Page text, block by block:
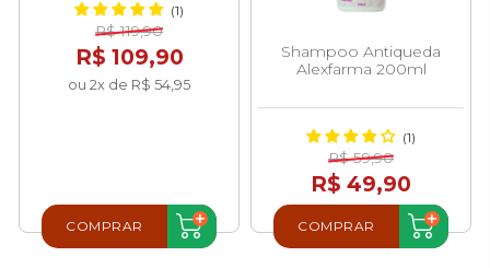
(1)
R$ 119,90
R$ 109,90
ou 2x de R$ 54,95
COMPRAR
Shampoo Antiqueda
Alexfarma 200ml
(1)
R$ 59,90
R$ 49,90
COMPRAR